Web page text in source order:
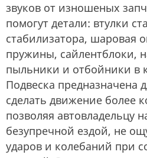
звуков от изношеных
помогут детали: втулки
стабилизатора, шаровая
пружины, сайлентблоки,
пыльники и отбойники в
Подвеска предназначена
сделать движение более
позволяя автовладельцу
безупречной ездой, не
ударов и колебаний при